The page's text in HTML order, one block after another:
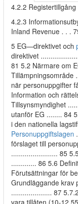
4.2.2
4.2.3
Inland Revenue . . .
5 EG—direktivet och
direktivet
81 5.2 Närmare om
Tillämpningsområde
när personuppgifter
Information och
Tillsynsmyndighet
utanför EG ........ 84
i den nationella
Personuppgiftslagen
förslaget till
........................ 85
............. 86 5.6
Förutsättningar för
Grundläggande
..................... 87
vara tillåten (10-12